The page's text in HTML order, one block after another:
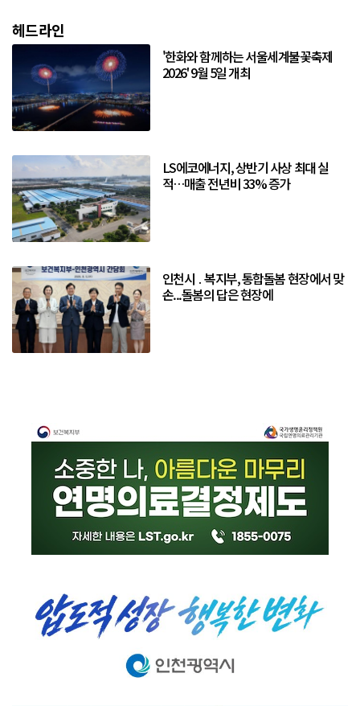
헤드라인
'한화와 함께하는 서울세계불꽃축제
2026' 9월 5일 개최
LS에코에너지, 상반기 사상 최대 실
적…매출 전년비 33% 증가
인천시 ․ 복지부, 통합돌봄 현장에서 맞
손...돌봄의 답은 현장에